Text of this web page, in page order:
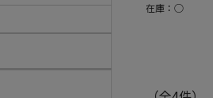
在庫：○